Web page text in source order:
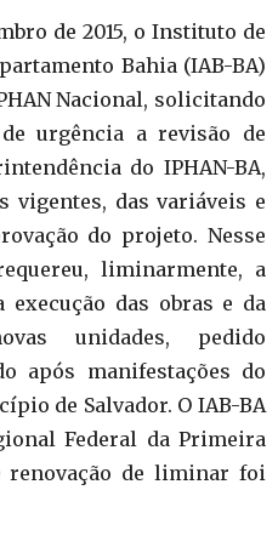
de 2015, o Instituto de
Bahia (IAB-BA)
Nacional, solicitando
urgência a revisão de
do IPHAN-BA,
vigentes, das variáveis e
do projeto. Nesse
liminarmente, a
execução das obras e da
unidades, pedido
após manifestações do
de Salvador. O IAB-BA
Federal da Primeira
renovação de liminar foi